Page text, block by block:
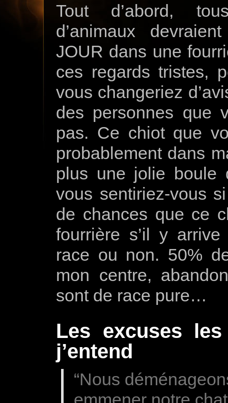
Tout d’abord,
d’animaux
JOUR dans une
ces regards tristes,
vous changeriez
des personnes que
pas. Ce chiot que
probablement dans
plus une jolie boule
vous sentiriez-vous
de chances que ce
fourrière s’il y
race ou non. 50%
mon centre,
sont de race pure…
Les excuses
j’entend
“Nous